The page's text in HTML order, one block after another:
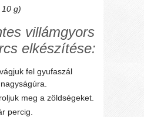
g)
villámgyors
elkészítése:
fel gyufaszál
meg a zöldségeket.
percig.